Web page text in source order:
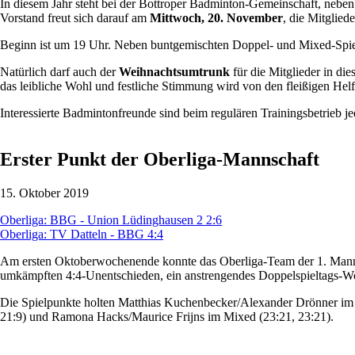
In diesem Jahr steht bei der Bottroper Badminton-Gemeinschaft,
Vorstand freut sich darauf am Mittwoch, 20. November, die
Beginn ist um 19 Uhr. Neben buntgemischten Doppel- und Mixed-
Natürlich darf auch derWeihnachtsumtrunk für die Mitglieder in
das leibliche Wohl und festliche Stimmung wird von den fleißigen
Interessierte Badmintonfreunde sind beim regulären Trainingsbetrieb
Erster Punkt der Oberliga-Mannschaft
15. Oktober 2019
Oberliga: BBG - Union Lüdinghausen 2 2:6
Oberliga: TV Datteln - BBG 4:4
Am ersten Oktoberwochenende konnte das Oberliga-Team der 1.
umkämpften 4:4-Unentschieden, ein anstrengendes Doppelspieltags-
Die Spielpunkte holten Matthias Kuchenbecker/Alexander Drönner
21:9) und Ramona Hacks/Maurice Frijns im Mixed (23:21, 23:21).